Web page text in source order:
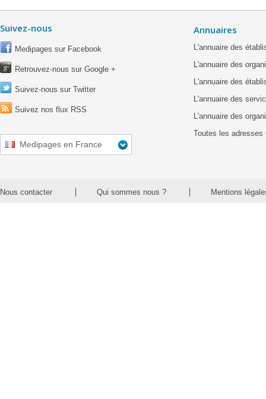
Suivez-nous
Medipages sur Facebook
Retrouvez-nous sur Google +
Suivez-nous sur Twitter
Suivez nos flux RSS
Medipages en France
Annuaires
L'annuaire des
L'annuaire des
L'annuaire des
L'annuaire des
L'annuaire des
Toutes les adresses
Nous contacter Qui sommes nous ? Mentions